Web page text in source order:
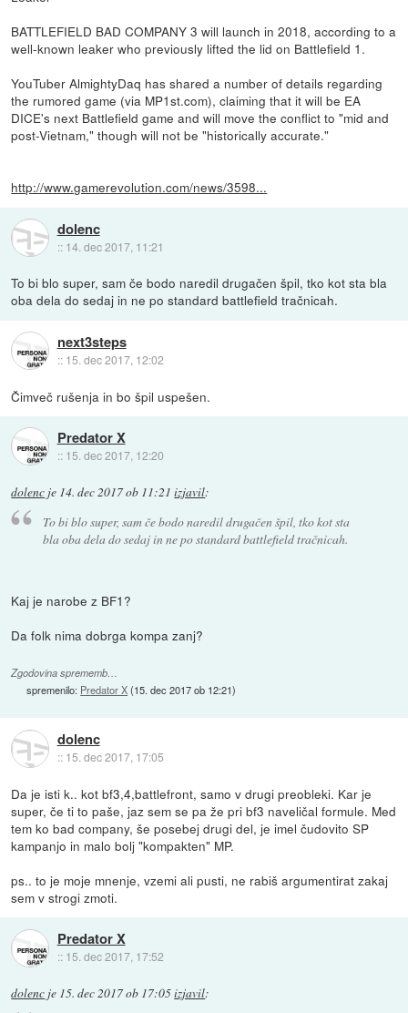
BATTLEFIELD BAD COMPANY 3 will launch in 2018, according to a
well-known leaker who previously lifted the lid on Battlefield 1.
YouTuber AlmightyDaq has shared a number of details regarding
the rumored game (via MP1st.com), claiming that it will be EA
DICE's next Battlefield game and will move the conflict to "mid and
post-Vietnam," though will not be "historically accurate."
http://www.gamerevolution.com/news/3598...
dolenc
:: 14. dec 2017, 11:21
To bi blo super, sam če bodo naredil drugačen špil, tko kot sta bla
oba dela do sedaj in ne po standard battlefield tračnicah.
next3steps
:: 15. dec 2017, 12:02
Čimveč rušenja in bo špil uspešen.
Predator X
:: 15. dec 2017, 12:20
dolenc je 14. dec 2017 ob 11:21 izjavil:
To bi blo super, sam če bodo naredil drugačen špil, tko kot sta
bla oba dela do sedaj in ne po standard battlefield tračnicah.
Kaj je narobe z BF1?
Da folk nima dobrga kompa zanj?
Zgodovina sprememb…
spremenilo: Predator X(15. dec 2017 ob 12:21)
dolenc
:: 15. dec 2017, 17:05
Da je isti k.. kot bf3,4,battlefront, samo v drugi preobleki. Kar je
super, če ti to paše, jaz sem se pa že pri bf3 naveličal formule. Med
tem ko bad company, še posebej drugi del, je imel čudovito SP
kampanjo in malo bolj "kompakten" MP.
ps.. to je moje mnenje, vzemi ali pusti, ne rabiš argumentirat zakaj
sem v strogi zmoti.
Predator X
:: 15. dec 2017, 17:52
dolenc je 15. dec 2017 ob 17:05izjavil: